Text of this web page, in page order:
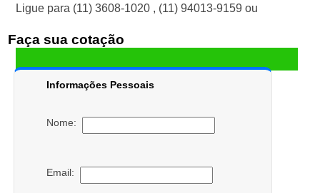
Ligue para (11) 3608-1020 , (11) 94013-9159 ou
Faça sua cotação
Informações Pessoais
Nome:
Email: